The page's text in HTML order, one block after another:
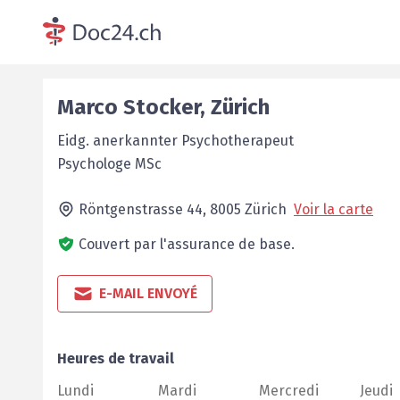
Marco Stocker, Zürich
Eidg. anerkannter Psychotherapeut
Psychologe MSc
Röntgenstrasse 44, 8005 Zürich Voir la carte
Couvert par l'assurance de base.
E-MAIL ENVOYÉ
Heures de travail
Lundi
Mardi
Mercredi
Jeudi